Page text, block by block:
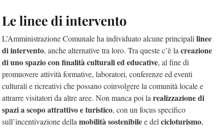
Le linee di intervento
L’Amministrazione Comunale ha individuato alcune principali linee
di intervento, anche alternative tra loro. Tra queste c’è la creazione
di uno spazio con finalità culturali ed educative, al fine di
promuovere attività formative, laboratori, conferenze ed eventi
culturali e ricreativi che possano coinvolgere la comunità locale e
attrarre visitatori da altre aree. Non manca poi la realizzazione di
spazi a scopo attrattivo e turistico, con un focus specifico
sull’incentivazione della mobilità sostenibilee del cicloturismo,